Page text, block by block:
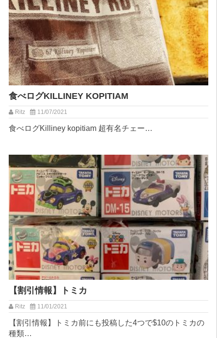
︎食べログ︎KILLINEY KOPITIAM
Ritz 11/07/2021
︎食べログ︎Killiney kopitiam 超有名チェー…
【割引情報】トミカ
Ritz 11/01/2021
【割引情報】トミカ⁡前にも投稿した4つで$10のトミカの
種類…